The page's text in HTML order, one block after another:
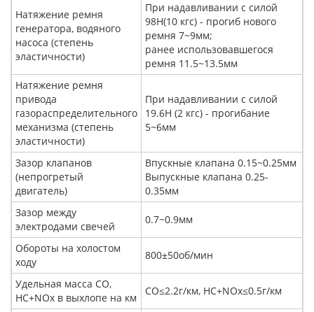
Натяжение ремня
генератора, водяного
насоса (степень
эластичности)
При надавливании с силой
98Н(10 кгс) - прогиб нового
ремня 7~9мм;
ранее использовавшегося
ремня 11.5~13.5мм
Натяжение ремня
привода
газораспределительного
механизма (степень
эластичности)
При надавливании с силой
19.6Н (2 кгс) - прогибание
5~6мм
Зазор клапанов
(непрогретый
двигатель)
Впускные клапана 0.15~0.25мм
Выпускные клапана 0.25-
0.35мм
Зазор между
электродами свечей
0.7~0.9мм
Обороты на холостом
ходу
800±50об/мин
Удельная масса CO,
HC+NOx в выхлопе на км
CO≤2.2г/км, HC+NOx≤0.5г/км